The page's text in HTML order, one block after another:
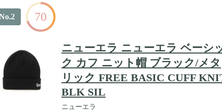
70
ニューエラ ニューエラ ベーシ
ク カフ ニット帽 ブラック/メタ
リック FREE BASIC CUFF
BLK SIL
ニューエラ